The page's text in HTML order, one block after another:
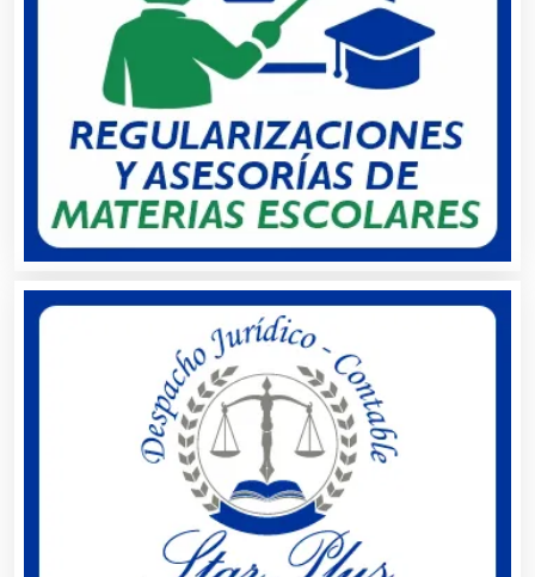
Artesanías
Artículos de Oficina
Artículos de Piel
Artículos Deportivos
Artículos Importados
Artículos para el Hogar
Artículos para Regalos
Artículos Personales